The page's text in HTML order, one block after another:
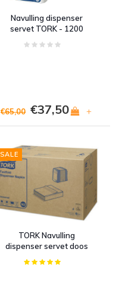
Navulling dispenser
servet TORK - 1200
€65,00 €37,50 +
SALE
TORK Navulling
dispenser servet doos